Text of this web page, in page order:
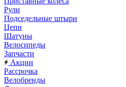
Рули
Подседельные штыри
Цепи
Шатуны
Велосипеды
Запчасти
Акции
Рассрочка
Велобренды